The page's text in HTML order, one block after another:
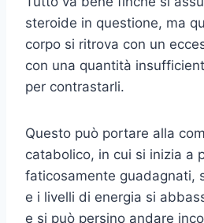
steroide in questione, ma
corpo si ritrova con un
con una quantità
per contrastarli.
Questo può portare alla
catabolico, in cui si inizia a
faticosamente guadagnati,
e i livelli di energia si
e si può persino andare